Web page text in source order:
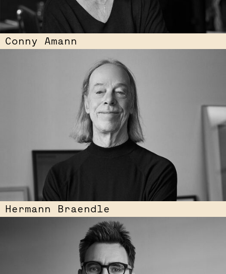
Conny Amann
Hermann Braendle